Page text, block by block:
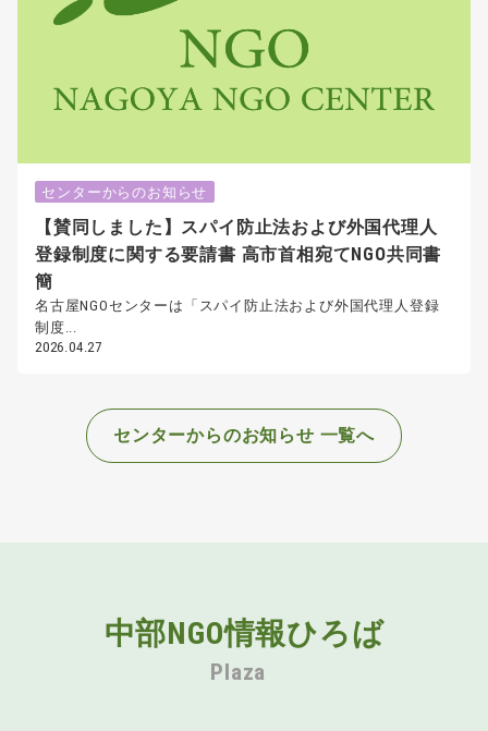
センターからのお知らせ
【賛同しました】スパイ防止法および外国代理人
登録制度に関する要請書 高市首相宛てNGO共同書
簡
名古屋NGOセンターは「スパイ防止法および外国代理人登録
制度...
2026.04.27
センターからのお知らせ 一覧へ
中部NGO情報ひろば
Plaza